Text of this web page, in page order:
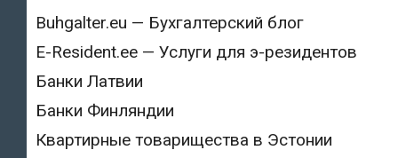
Buhgalter.eu — Бухгалтерский блог
E-Resident.ee — Услуги для э-резидентов
Банки Латвии
Банки Финляндии
Квартирные товарищества в Эстонии